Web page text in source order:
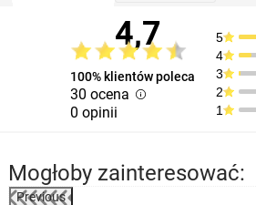
4,7
100% klientów poleca
30 ocena
0 opinii
5
4
3
2
1
Mogłoby zainteresować:
Previous